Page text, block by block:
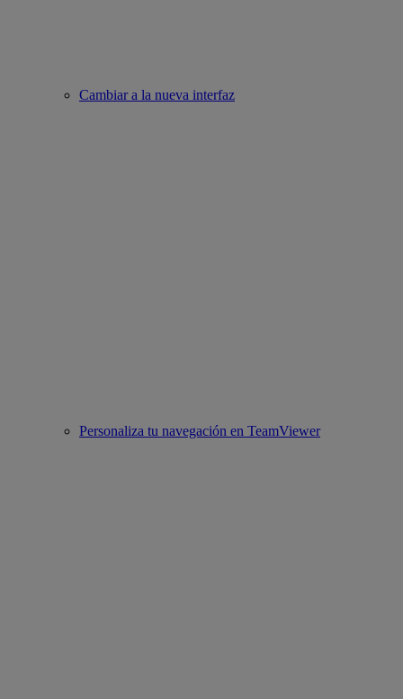
Cambiar a la nueva interfaz
Personaliza tu navegación en TeamViewer